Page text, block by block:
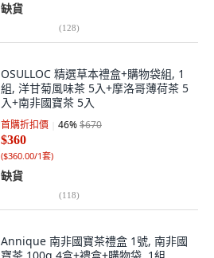
缺貨
(128)
OSULLOC 精選草本禮盒+購物袋組, 1
組, 洋甘菊風味茶 5入+摩洛哥薄荷茶 5
入+南非國寶茶 5入
首購折扣價 46%$670
$360
($360.00/1套)
缺貨
(118)
Annique 南非國寶茶禮盒 1號, 南非國